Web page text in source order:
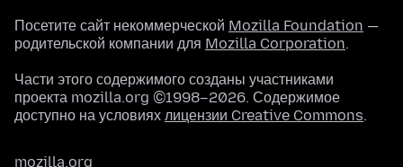
Посетите сайт некоммерческой Mozilla Foundation —
родительской компании для Mozilla Corporation.
Части этого содержимого созданы участниками
проекта mozilla.org ©1998–2026. Содержимое
доступно на условиях лицензии Creative Commons.
mozilla.org